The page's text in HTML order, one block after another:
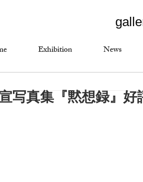
Exhibition News
写真集『黙想録』好